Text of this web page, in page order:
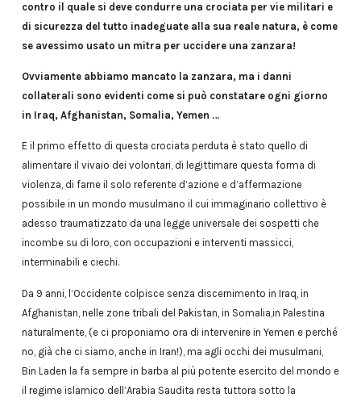
contro il quale si deve condurre una crociata per vie militari e
di sicurezza del tutto inadeguate alla sua reale natura, è come
se avessimo usato un mitra per uccidere una zanzara!
Ovviamente abbiamo mancato la zanzara, ma i danni
collaterali sono evidenti come si può constatare ogni giorno
in Iraq, Afghanistan, Somalia, Yemen …
E il primo effetto di questa crociata perduta è stato quello di
alimentare il vivaio dei volontari, di legittimare questa forma di
violenza, di farne il solo referente d’azione e d’affermazione
possibile in un mondo musulmano il cui immaginario collettivo è
adesso traumatizzato da una legge universale dei sospetti che
incombe su di loro, con occupazioni e interventi massicci,
interminabili e ciechi.
Da 9 anni, l’Occidente colpisce senza discernimento in Iraq, in
Afghanistan, nelle zone tribali del Pakistan, in Somalia,in Palestina
naturalmente, (e ci proponiamo ora di intervenire in Yemen e perché
no, già che ci siamo, anche in Iran!), ma agli occhi dei musulmani,
Bin Laden la fa sempre in barba al più potente esercito del mondo e
il regime islamico dell’Arabia Saudita resta tuttora sotto la